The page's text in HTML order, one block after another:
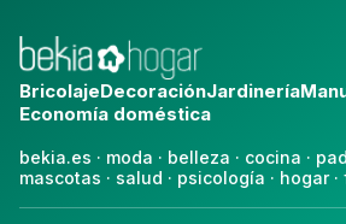
BricolajeDecoraciónJardinería
Economía doméstica
bekia.es · moda · belleza · cocina ·
mascotas · salud · psicología · hogar·